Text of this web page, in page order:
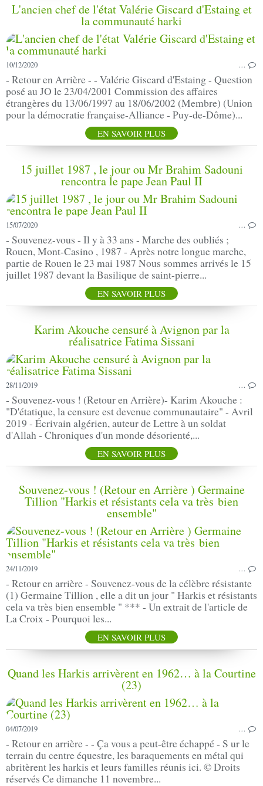
L'ancien chef de l'état Valérie Giscard d'Estaing et
la communauté harki
10/12/2020 …
- Retour en Arrière - - Valérie Giscard d'Estaing - Question
posé au JO le 23/04/2001 Commission des affaires
étrangères du 13/06/1997 au 18/06/2002 (Membre) (Union
pour la démocratie française-Alliance - Puy-de-Dôme)...
EN SAVOIR PLUS
15 juillet 1987 , le jour ou Mr Brahim Sadouni
rencontra le pape Jean Paul II
15/07/2020 …
- Souvenez-vous - Il y à 33 ans - Marche des oubliés ;
Rouen, Mont-Casino , 1987 - Après notre longue marche,
partie de Rouen le 23 mai 1987 Nous sommes arrivés le 15
juillet 1987 devant la Basilique de saint-pierre...
EN SAVOIR PLUS
Karim Akouche censuré à Avignon par la
réalisatrice Fatima Sissani
28/11/2019 …
- Souvenez-vous ! (Retour en Arrière)- Karim Akouche :
"D'étatique, la censure est devenue communautaire" - Avril
2019 - Écrivain algérien, auteur de Lettre à un soldat
d'Allah - Chroniques d'un monde désorienté,...
EN SAVOIR PLUS
Souvenez-vous ! (Retour en Arrière ) Germaine
Tillion "Harkis et résistants cela va très bien
ensemble"
24/11/2019 …
- Retour en arrière - Souvenez-vous de la célèbre résistante
(1) Germaine Tillion , elle a dit un jour " Harkis et résistants
cela va très bien ensemble " *** - Un extrait de l'article de
La Croix - Pourquoi les...
EN SAVOIR PLUS
Quand les Harkis arrivèrent en 1962… à la Courtine
(23)
04/07/2019 …
- Retour en arrière - - Ça vous a peut-être échappé - S ur le
terrain du centre équestre, les baraquements en métal qui
abritèrent les harkis et leurs familles réunis ici. © Droits
réservés Ce dimanche 11 novembre...